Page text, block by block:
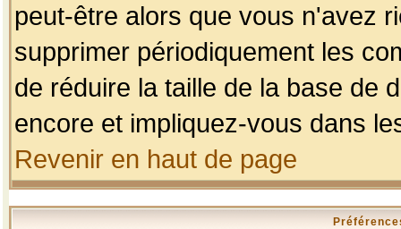
peut-être alors que vous n'avez
supprimer périodiquement les
de réduire la taille de la base de
encore et impliquez-vous dans
Revenir en haut de page